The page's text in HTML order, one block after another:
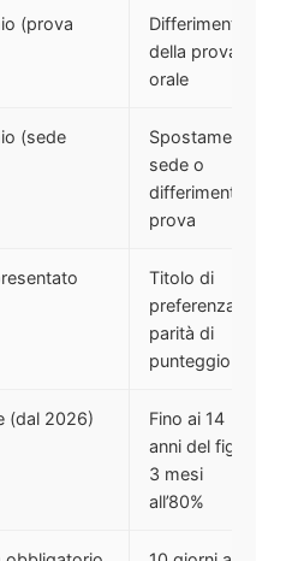
(prova
Differimento
della prova
orale
(sede
Spostamento
sede o
differimento
prova
Titolo di
preferenza a
parità di
punteggio
(dal 2026)
Fino ai 14
anni del figlio,
3 mesi
all’80%